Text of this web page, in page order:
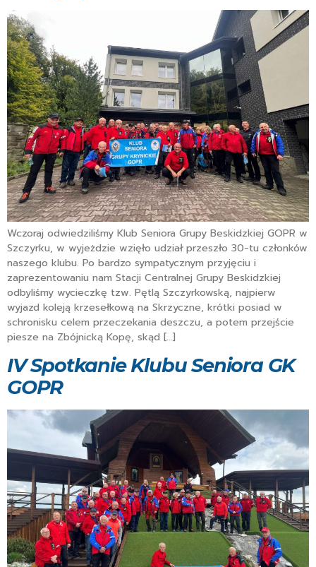
Wczoraj odwiedziliśmy Klub Seniora Grupy Beskidzkiej GOPR w
Szczyrku, w wyjeżdzie wzięło udział przeszło 30-tu członków
naszego klubu. Po bardzo sympatycznym przyjęciu i
zaprezentowaniu nam Stacji Centralnej Grupy Beskidzkiej
odbyliśmy wycieczkę tzw. Pętlą Szczyrkowską, najpierw
wyjazd koleją krzesełkową na Skrzyczne, krótki posiad w
schronisku celem przeczekania deszczu, a potem przejście
piesze na Zbójnicką Kopę, skąd […]
IV Spotkanie Klubu Seniora GK
GOPR